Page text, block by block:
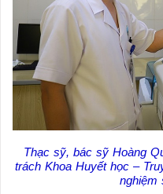
Thạc sỹ, bác sỹ Hoàng
trách Khoa Huyết học –
nghiệm